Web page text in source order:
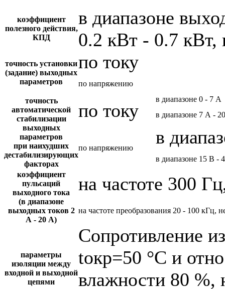
коэффициент
полезного действия,
КПД
в диапазоне
0.2 кВт - 0.7 кВт,
точность установки
(задание) выходных
параметров
по току
по напряжению
точность
автоматической
стабилизации
выходных
параметров
при наихудших
дестабилизирующих
факторах
по току
в диапазоне 0 - 7 А
в диапазоне 7 А -
по напряжению
в
в диапазоне 15 В -
коэффициент
пульсаций
выходного тока
(в диапазоне
выходных токов 2
А - 20 А)
на частоте 300
на частоте преобразования 20 - 100 кГц,
параметры
изоляции между
входной и выходной
цепями
Сопротивление
tокр=50 °С и
влажности 80 %,